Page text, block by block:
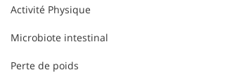
Activité Physique
Microbiote intestinal
Perte de poids